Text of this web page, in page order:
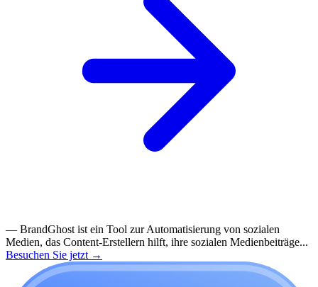
— BrandGhost ist ein Tool zur Automatisierung von sozialen
Medien, das Content-Erstellern hilft, ihre sozialen Medienbeiträge...
Besuchen Sie jetzt →